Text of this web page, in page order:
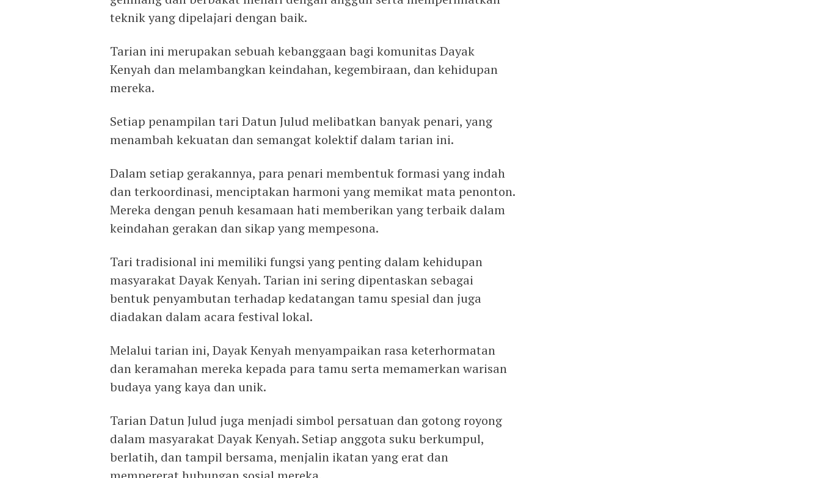
teknik yang dipelajari dengan baik.
Tarian ini merupakan sebuah kebanggaan bagi komunitas Dayak
Kenyah dan melambangkan keindahan, kegembiraan, dan kehidupan
mereka.
Setiap penampilan tari Datun Julud melibatkan banyak penari, yang
menambah kekuatan dan semangat kolektif dalam tarian ini.
Dalam setiap gerakannya, para penari membentuk formasi yang indah
dan terkoordinasi, menciptakan harmoni yang memikat mata penonton.
Mereka dengan penuh kesamaan hati memberikan yang terbaik dalam
keindahan gerakan dan sikap yang mempesona.
Tari tradisional ini memiliki fungsi yang penting dalam kehidupan
masyarakat Dayak Kenyah. Tarian ini sering dipentaskan sebagai
bentuk penyambutan terhadap kedatangan tamu spesial dan juga
diadakan dalam acara festival lokal.
Melalui tarian ini, Dayak Kenyah menyampaikan rasa keterhormatan
dan keramahan mereka kepada para tamu serta memamerkan warisan
budaya yang kaya dan unik.
Tarian Datun Julud juga menjadi simbol persatuan dan gotong royong
dalam masyarakat Dayak Kenyah. Setiap anggota suku berkumpul,
berlatih, dan tampil bersama, menjalin ikatan yang erat dan